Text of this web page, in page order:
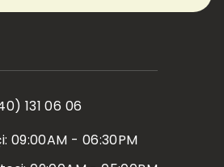
131 06 06
09:00AM - 06:30PM